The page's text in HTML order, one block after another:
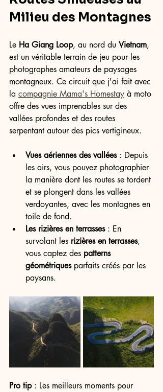
Milieu des Montagnes
Le Ha Giang Loop, au nord du Vietnam,
est un véritable terrain de jeu pour les
photographes amateurs de paysages
montagneux. Ce circuit que j'ai fait avec
la compagnie Mama's Homestay à moto
offre des vues imprenables sur des
vallées profondes et des routes
serpentant autour des pics vertigineux.
Vues aériennes des vallées : Depuis
les airs, vous pouvez photographier
la manière dont les routes se tordent
et se plongent dans les vallées
verdoyantes, avec les montagnes en
toile de fond.
Les rizières en terrasses : En
survolant les rizières en terrasses,
vous captez des patterns
géométriques parfaits créés par les
paysans.
Pro tip : Les meilleurs moments pour